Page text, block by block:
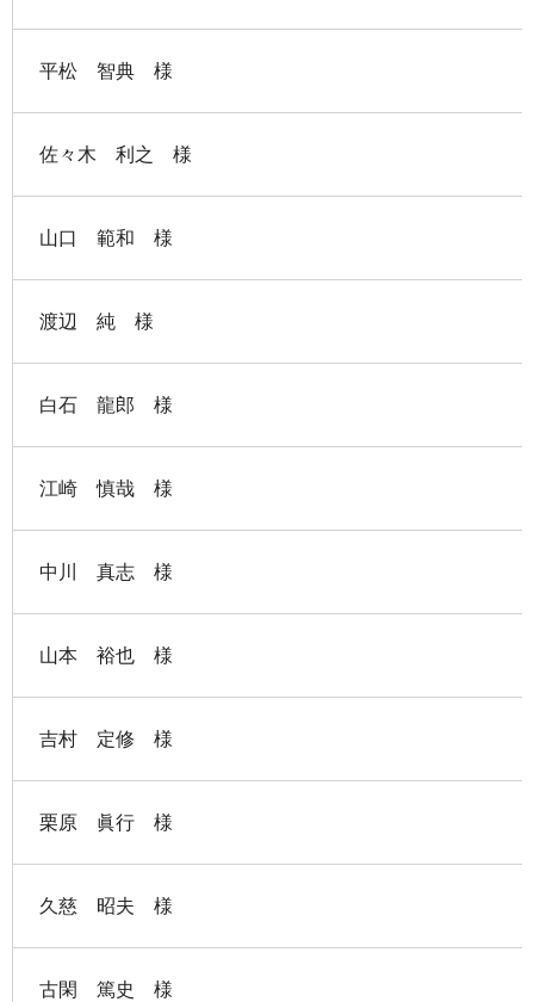
平松 智典 様
佐々木 利之 様
山口 範和 様
渡辺 純 様
白石 龍郎 様
江崎 慎哉 様
中川 真志 様
山本 裕也 様
吉村 定修 様
栗原 眞行 様
久慈 昭夫 様
古閑 篤史 様